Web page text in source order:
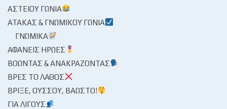
ΑΣΤΕΊΟΥ ΓΩΝΊΑ
ΑΤΆΚΑΣ & ΓΝΩΜΙΚΟΎ ΓΩΝΊΑ
ΓΝΩΜΙΚΆ
ΑΦΑΝΕΊΣ ΉΡΩΕΣ
ΒΟΏΝΤΑΣ & ΑΝΑΚΡΆΖΟΝΤΑΣ
ΒΡΕΣ ΤΟ ΛΆΘΟΣ
ΒΡΊΞΕ, ΟΎΣΣΟΥ, ΒΆΩΣΤΟ!
ΓΙΑ ΛΊΓΟΥΣ